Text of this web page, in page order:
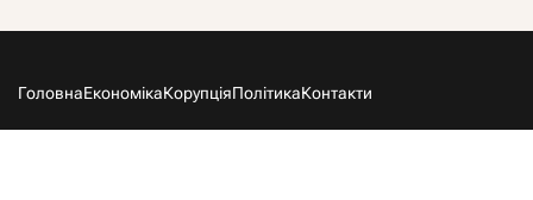
ГоловнаЕкономікаКорупціяПолітикаКонтакти